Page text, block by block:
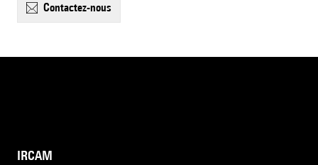
contactez-nous
IRCAM